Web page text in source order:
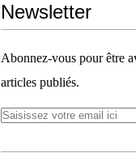
Newsletter
Abonnez-vous pour être
articles publiés.